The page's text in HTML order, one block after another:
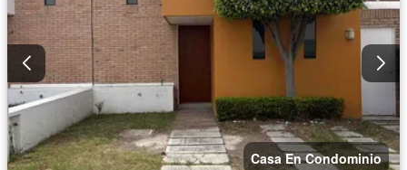
Casa En Condominio